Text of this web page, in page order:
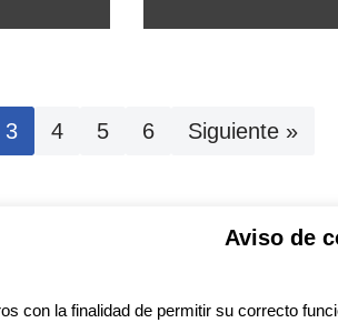
3 4 5 6 Siguiente »
con diseño del tema
Aviso de
con la finalidad de permitir su correcto